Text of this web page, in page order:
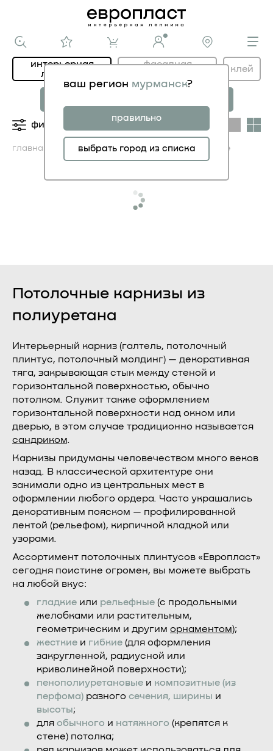
ваш регион мурманск?
правильно
выбрать город из списка
главная каталог ИНТЕРЬЕР карнизы гибкие
интерьерная
лепнина
фасадная
клей
МОДЕРНИСТИК
НОВОЕ АР-ДЕКО
фильтры категории
Потолочные карнизы из
полиуретана
Интерьерный карниз (галтель, потолочный
плинтус, потолочный молдинг) — декоративная
тяга, закрывающая стык между стеной и
горизонтальной поверхностью, обычно
потолком. Служит также оформлением
горизонтальной поверхности над окном или
дверью, в этом случае традиционно называется
сандриком.
Карнизы придуманы человечеством много веков
назад. В классической архитектуре они
занимали одно из центральных мест в
оформлении любого ордера. Часто украшались
декоративным пояском — профилированной
лентой (рельефом), кирпичной кладкой или
узорами.
Ассортимент потолочных плинтусов «Европласт»
сегодня поистине огромен, вы можете выбрать
на любой вкус:
гладкие или рельефные (с продольными
желобками или растительным,
геометрическим и другим орнаментом);
жесткие и гибкие (для оформления
закругленной, радиусной или
криволинейной поверхности);
пенополиуретановые и композитные (из
перфома) разного сечения, ширины и
высоты;
для обычного и натяжного (крепятся к
стене) потолка;